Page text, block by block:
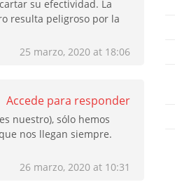
su efectividad. La
resulta peligroso por la
25 marzo, 2020 at 18:06
Accede para responder
nuestro), sólo hemos
nos llegan siempre.
26 marzo, 2020 at 10:31